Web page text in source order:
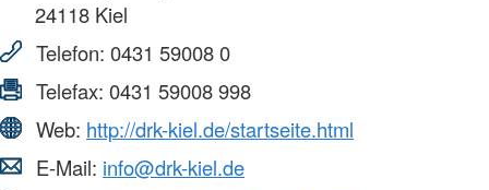
24118 Kiel
Telefon: 0431 59008 0
Telefax: 0431 59008 998
Web: http://drk-kiel.de/startseite.html
E-Mail: info@drk-kiel.de